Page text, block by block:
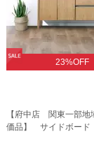
23%OFF
【府中店 関東一部
価品】 サイドボー